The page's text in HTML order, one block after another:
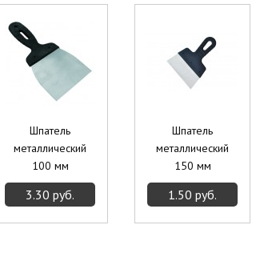
Шпатель
металлический
100 мм
3.30 руб.
Шпатель
металлический
150 мм
1.50 руб.